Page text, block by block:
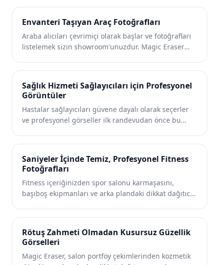
öğrenme platformlarının fotoğraflardaki dikkat
görüntülerini geliştirmesine ve her izleyici için
gösterişli görseller oluşturmasına yardımcı olur.
Envanteri Taşıyan Araç Fotoğrafları
Araba alıcıları çevrimiçi olarak başlar ve fotoğrafları
listelemek sizin showroom'unuzdur. Magic Eraser
park arka planlarını temizlemesine ve araç
listeleme showroom için hazır görünür ve test
sürüşleri sağlar.
Sağlık Hizmeti Sağlayıcıları için Profesyonel
Görüntüler
Hastalar sağlayıcıları güvene dayalı olarak seçerler
ve profesyonel görseller ilk randevudan önce bu
hastanelerin ve tele-sağlık platformlarının gösterişli
personel vesikalıkları, temiz tesis fotoğrafları ve
markalı teletıp varlıkları oluşturmasına yardımcı olur.
Saniyeler İçinde Temiz, Profesyonel Fitness
Fotoğrafları
Fitness içeriğinizden spor salonu karmaşasını,
başıboş ekipmanları ve arka plandaki dikkat dağıtıcı
spor salonu sahiplerinin ve fitness alanında etkili
görseller oluşturmasına yardımcı olur.
Rötuş Zahmeti Olmadan Kusursuz Güzellik
Görselleri
Magic Eraser, salon portföy çekimlerinden kozmetik